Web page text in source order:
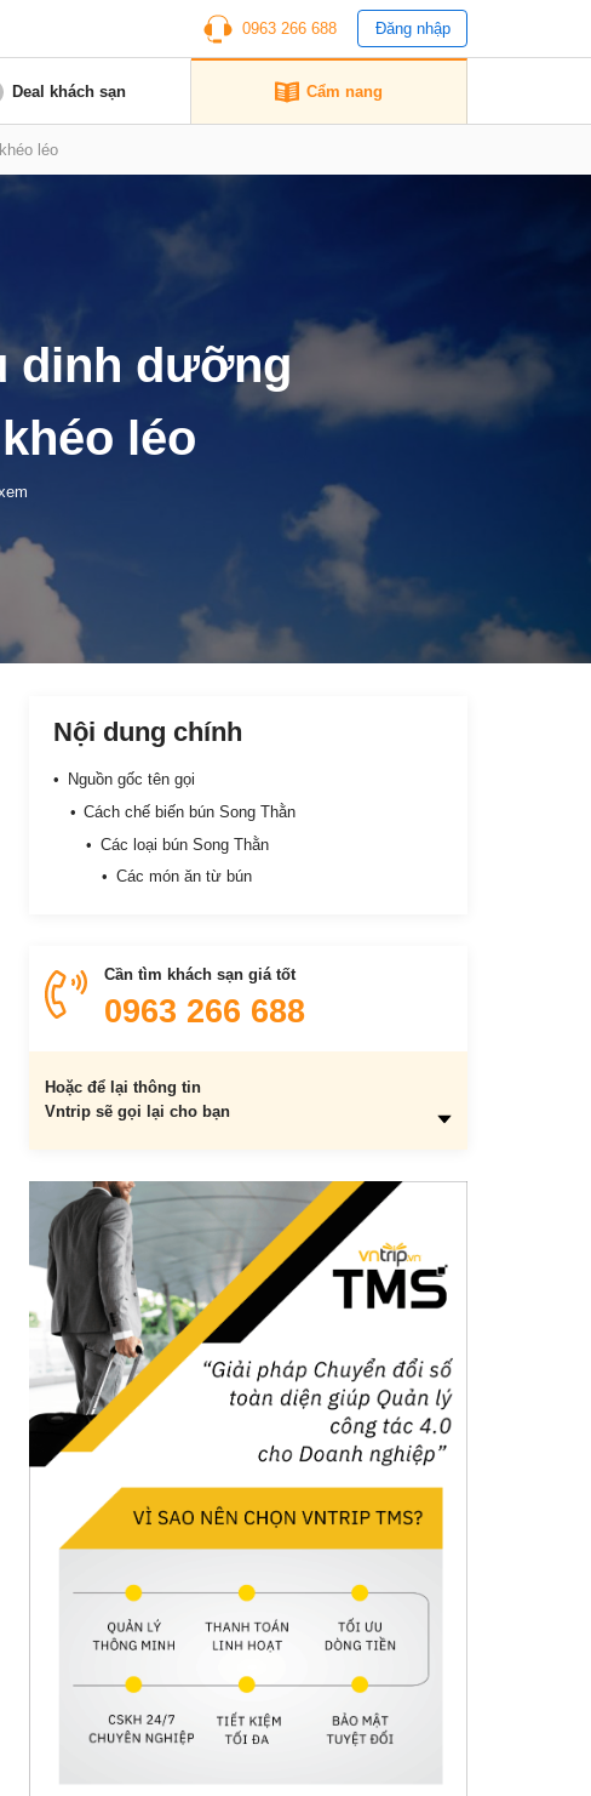
0963 266 688 Đăng nhập
Deal khách sạn Cẩm nang
léo
dinh dưỡng
léo
Nội dung chính
Nguồn gốc tên gọi
Cách chế biến bún Song Thằn
Các loại bún Song Thằn
Các món ăn từ bún
Cần tìm khách sạn giá tốt
0963 266 688
Hoặc để lại thông tin
Vntrip sẽ gọi lại cho bạn